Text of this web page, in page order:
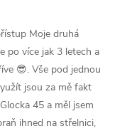
Moje druhá
po více jak 3 letech a
😎. Vše pod jednou
jsou za mě fakt
45 a měl jsem
ihned na střelnici,